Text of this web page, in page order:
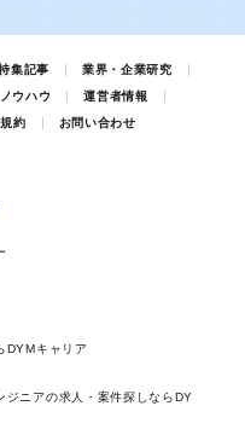
集記事
業界・企業研究
ノウハウ
運営者情報
約 お問い合わせ
DYMキャリア
ジニアの求人・案件探しならDY